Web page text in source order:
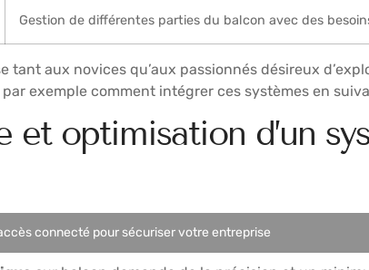
Gestion de différentes parties du balcon avec des
tant aux novices qu’aux passionnés désireux
exemple comment intégrer ces systèmes en
optimisation d’un
connecté pour sécuriser votre entreprise